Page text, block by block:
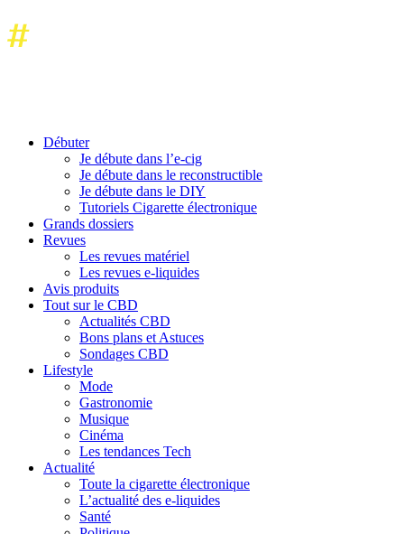
Débuter
Je débute dans l’e-cig
Je débute dans le reconstructible
Je débute dans le DIY
Tutoriels Cigarette électronique
Grands dossiers
Revues
Les revues matériel
Les revues e-liquides
Avis produits
Tout sur le CBD
Actualités CBD
Bons plans et Astuces
Sondages CBD
Lifestyle
Mode
Gastronomie
Musique
Cinéma
Les tendances Tech
Actualité
Toute la cigarette électronique
L’actualité des e-liquides
Santé